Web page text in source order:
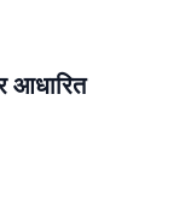
आधारित